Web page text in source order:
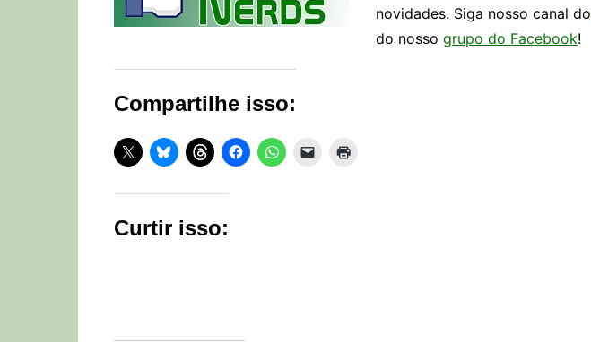
novidades. Siga nosso canal do
do nosso grupo do Facebook!
Compartilhe isso:
Curtir isso: